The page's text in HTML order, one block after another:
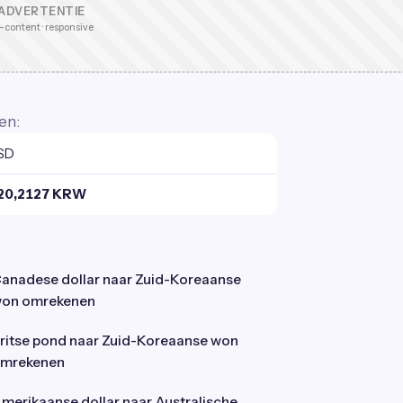
· responsive
KRW
dollar naar Zuid-Koreaanse
omrekenen
pond naar Zuid-Koreaanse won